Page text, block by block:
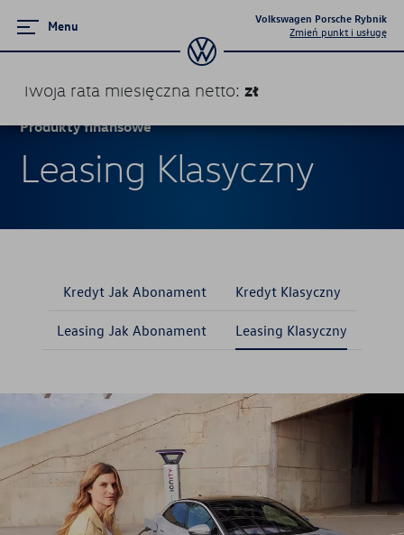
Menu
Volkswagen Porsche Rybnik
Zmień punkt i usługę
Produkty finansowe
Kredyt Jak Abonament
Leasing Klasyczny
Produkty finansowe
Leasing Klasyczny
Kredyt Jak Abonament Kredyt Klasyczny
Leasing Jak Abonament Leasing Klasyczny
Twoja rata miesięczna netto: zł